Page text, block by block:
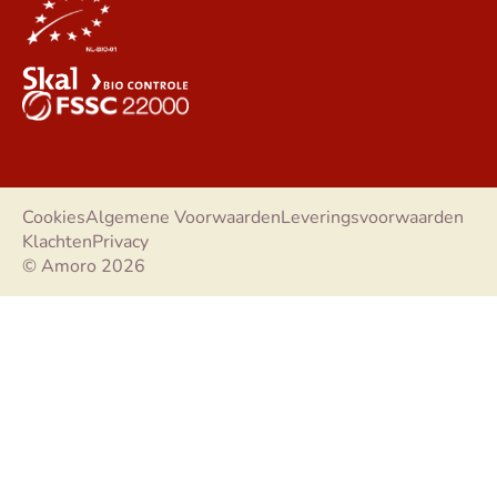
© Amoro 2026
CookiesAlgemene VoorwaardenLeveringsvoorwaarden
KlachtenPrivacy